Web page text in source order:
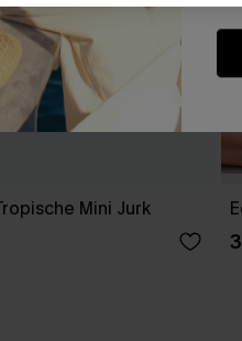
Mini Jurk